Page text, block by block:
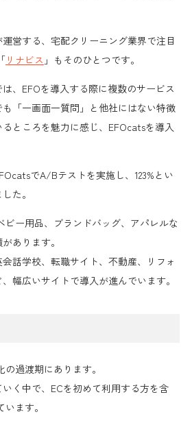
営する、宅配クリーニング業界で注目
リナビス 」もそのひとつです。
、EFOを導入する際に複数のサービス
「一画面一質問」と他社にはない特徴
ところを魅力に感じ、EFOcatsを導入
でA/Bテストを実施し、 123%とい
た。
ビー用品、ブランドバッグ、アパレルな
あります。
話学校、転職サイト、不動産、リフォ
幅広いサイトで導入が進んでいます。
過渡期にあります。
く中で、 ECを初めて利用する方を含
います。